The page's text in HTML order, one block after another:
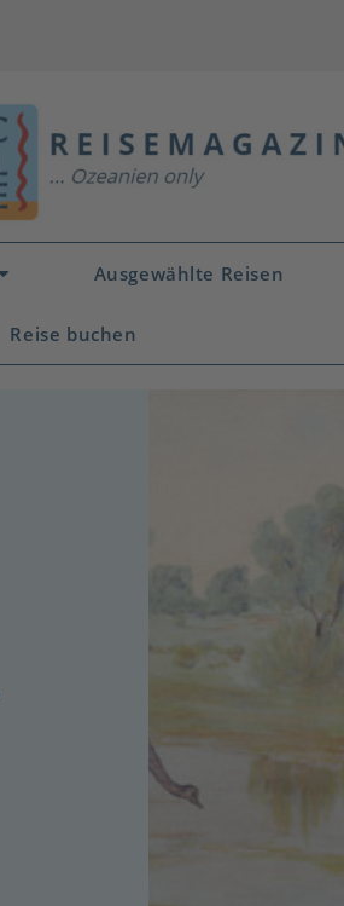
Ausgewählte Reisen
Reise buchen